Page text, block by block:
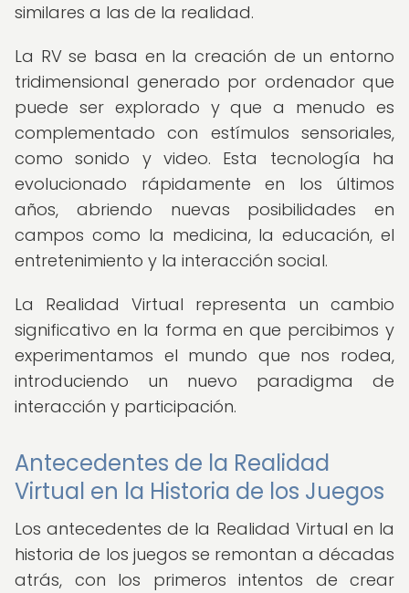
similares a las de la realidad.
La RV se basa en la creación de un entorno
tridimensional generado por ordenador que
puede ser explorado y que a menudo es
complementado con estímulos sensoriales,
como sonido y video. Esta tecnología ha
evolucionado rápidamente en los últimos
años, abriendo nuevas posibilidades en
campos como la medicina, la educación, el
entretenimiento y la interacción social.
La Realidad Virtual representa un cambio
significativo en la forma en que percibimos y
experimentamos el mundo que nos rodea,
introduciendo un nuevo paradigma de
interacción y participación.
Antecedentes de la Realidad
Virtual en la Historia de los Juegos
Los antecedentes de la Realidad Virtual en la
historia de los juegos se remontan a décadas
atrás, con los primeros intentos de crear